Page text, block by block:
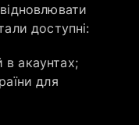
доступні:
в акаунтах;
для